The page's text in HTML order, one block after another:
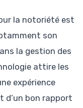
la notoriété est
son
la gestion des
attire les
expérience
d’un bon rapport